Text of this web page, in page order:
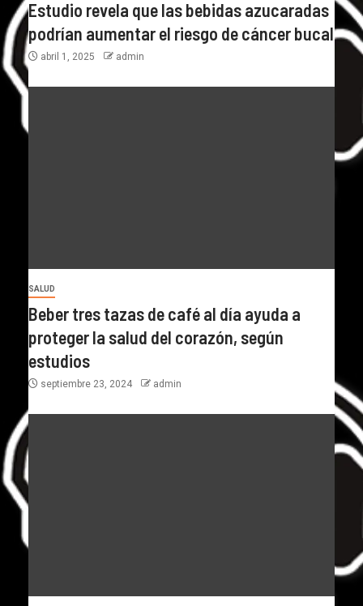
Estudio revela que las bebidas azucaradas
podrían aumentar el riesgo de cáncer bucal
abril 1, 2025 admin
SALUD
Beber tres tazas de café al día ayuda a
proteger la salud del corazón, según
estudios
septiembre 23, 2024 admin